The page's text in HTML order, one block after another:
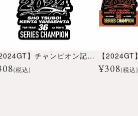
【2024GT】チャンピオン記念アクリルキーホルダー
(税込) ¥308(税込)